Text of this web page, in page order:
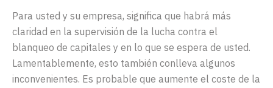
Para usted y su empresa, significa que habrá más
claridad en la supervisión de la lucha contra el
blanqueo de capitales y en lo que se espera de usted.
Lamentablemente, esto también conlleva algunos
inconvenientes. Es probable que aumente el coste de la